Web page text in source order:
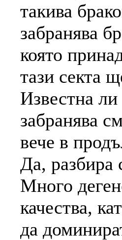
такива
забранява
която
тази секта
Известна ли
забранява
вече в
Да, разбира
Много
качества,
да